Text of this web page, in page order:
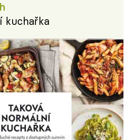
kuchařka